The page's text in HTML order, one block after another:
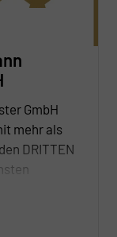
GmbH
mehr als
DRITTEN